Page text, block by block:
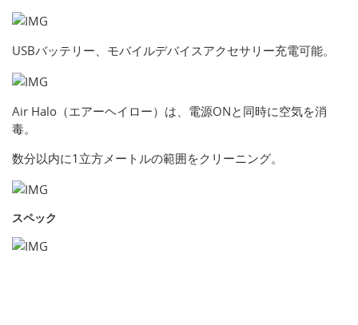
USBバッテリー、モバイルデバイスアクセサリー充電可能。
Air Halo（エアーヘイロー）は、電源ONと同時に空気を消
毒。
数分以内に1立方メートルの範囲をクリーニング。
スペック